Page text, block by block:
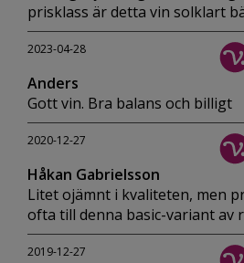
prisklass är detta vin solklart
2023-04-28
Anders
Gott vin. Bra balans och billigt
2020-12-27
Håkan Gabrielsson
Litet ojämnt i kvaliteten, men
ofta till denna basic-variant av
2019-12-27